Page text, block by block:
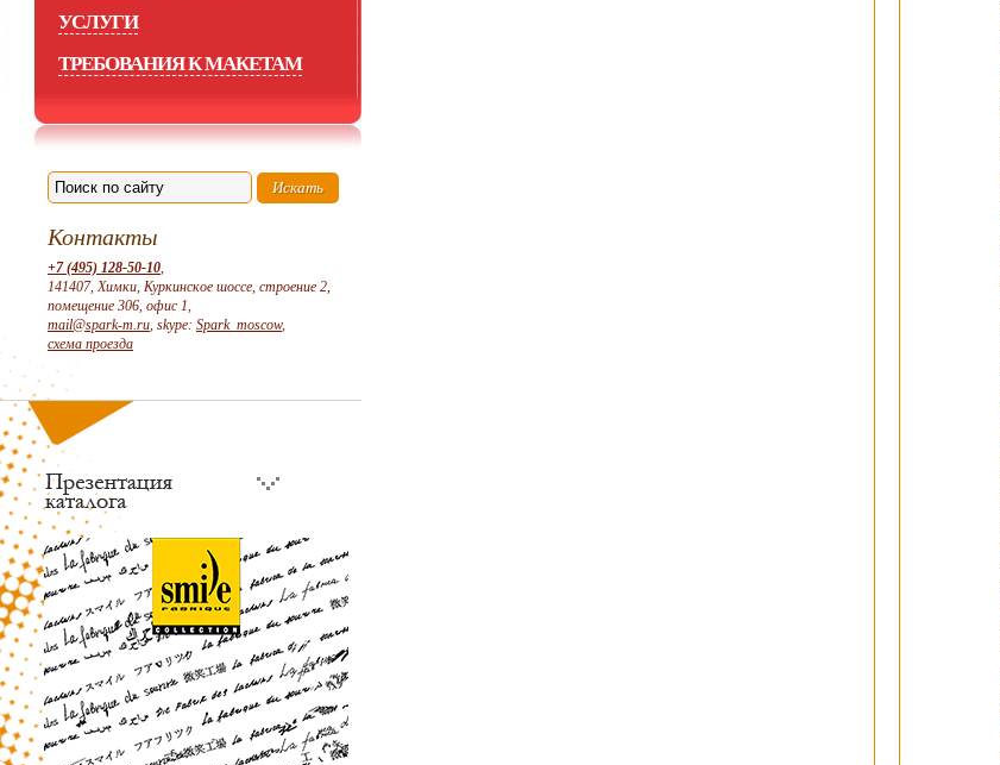
УСЛУГИ
ТРЕБОВАНИЯ К МАКЕТАМ
Контакты
+7 (495) 128-50-10,
141407, Химки, Куркинское шоссе, строение 2,
помещение 306, офис 1,
mail@spark-m.ru, skype: Spark_moscow,
схема проезда